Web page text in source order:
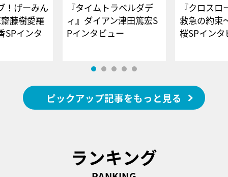
！げーみん
藤樹愛羅
SPインタ
『タイムトラベルダデ
ィ』ダイアン津田篤宏S
Pインタビュー
『クロス
救急の約束
桜SPイ
ピックアップ記事をもっと見る
ランキング